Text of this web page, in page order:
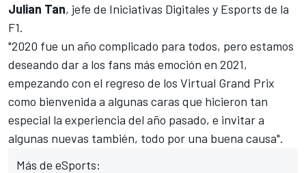
Julian Tan, jefe de Iniciativas Digitales y Esports de la
F1.
"2020 fue un año complicado para todos, pero estamos
deseando dar a los fans más emoción en 2021,
empezando con el regreso de los Virtual Grand Prix
como bienvenida a algunas caras que hicieron tan
especial la experiencia del año pasado, e invitar a
algunas nuevas también, todo por una buena causa".
Más de eSports: